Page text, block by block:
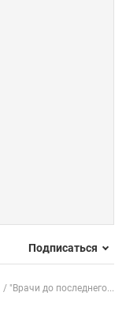
Подписаться
"Врачи до последнего...